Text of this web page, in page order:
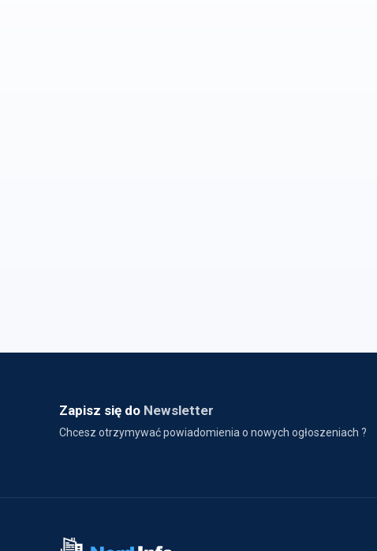
Zapisz się do Newsletter
Chcesz otrzymywać powiadomienia o nowych ogłoszeniach ?